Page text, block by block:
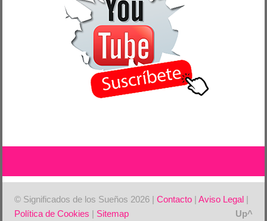
© Significados de los Sueños 2026 |Contacto |Aviso Legal |
Política de Cookies | Sitemap